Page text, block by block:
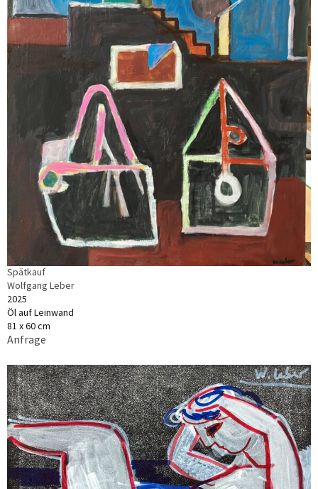
Spätkauf
Wolfgang Leber
2025
Öl auf Leinwand
81 x 60 cm
Anfrage